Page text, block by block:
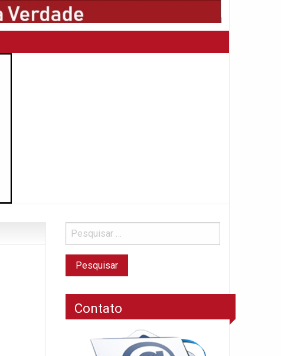
Contato